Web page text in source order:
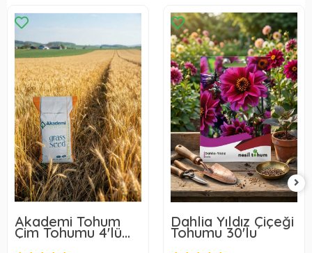
Akademi Tohum
Çim Tohumu 4'lü
Karışım 1 Kg
Dahlia Yıldız Çiçeği
Tohumu 30'lu